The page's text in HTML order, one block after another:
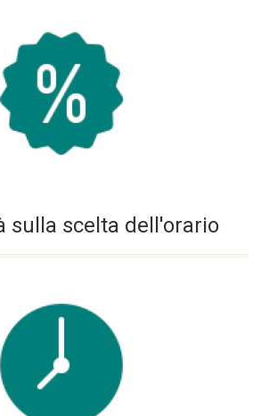
sulla scelta dell'orario